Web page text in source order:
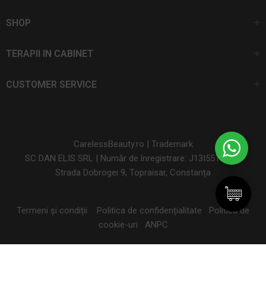
SHOP
TERAPII IN CABINET
CUSTOMER SERVICE
CarelessBeauty.ro | Trademark
SC DAN ELIS SRL | Număr de înregistrare: J13I551I1992
Strada Dobrogei 9, Topraisar, Constanța
Termeni și condiții Politica de confidențialitate
Politica de
cookie-uri
ANPC